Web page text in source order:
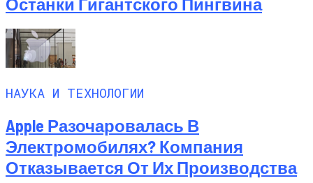
НАУКА И ТЕХНОЛОГИИ
Apple Разочаровалась В
Электромобилях? Компания
Отказывается От Их Производства